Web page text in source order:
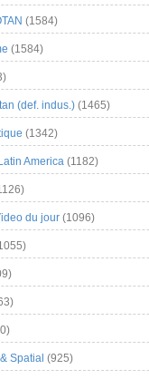
(1584)
(1584)
(def. indus.) (1465)
(1342)
America (1182)
du jour (1096)
Spatial (925)